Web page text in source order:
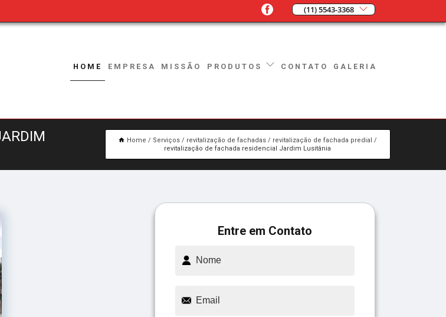
(11) 5543-3368
HOME EMPRESA MISSÃO PRODUTOS CONTATO GALERIA
Home Serviços revitalização de fachadas
revitalização de fachada predial
revitalização de fachada residencial Jardim Lusitânia
Entre em Contato